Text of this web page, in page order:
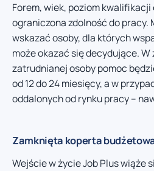
Forem, wiek, poziom kwalifikacji
ograniczona zdolność do pracy.
wskazać osoby, dla których
może okazać się decydujące.
zatrudnianej osoby pomoc
od 12 do 24 miesięcy, a w
oddalonych od rynku pracy –
Zamknięta koperta
Wejście w życie Job Plus wiąże